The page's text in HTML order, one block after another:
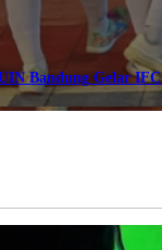
Bandung Gelar